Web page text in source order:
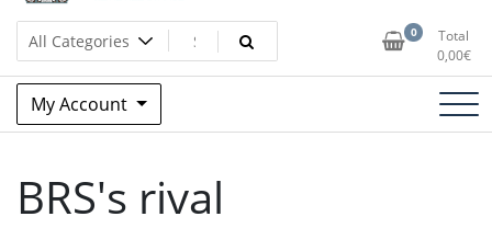
Manga Planet
Split Part Online Shop 0
Total
0,00€
My Account
BRS's rival